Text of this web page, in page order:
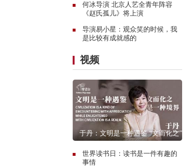
何冰导演 北京人艺全青年阵容
《赵氏孤儿》将上演
导演易小星：观众笑的时候，我
是比较有成就感的
视频
于丹：文明是一种遇鉴 “文而化之”是
世界读书日：读书是一件有趣的
事情